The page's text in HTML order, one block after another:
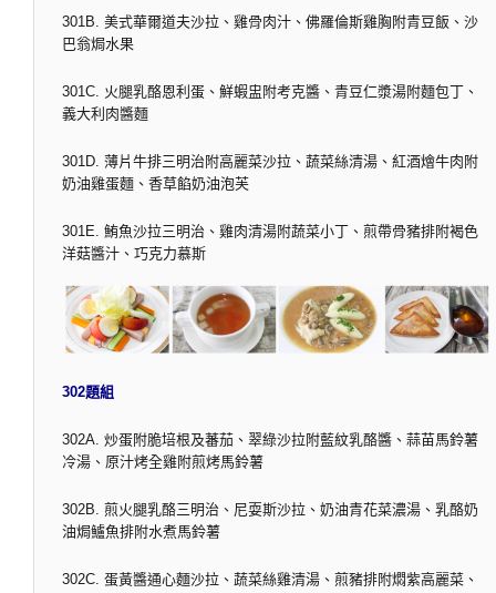
301B. 美式華爾道夫沙拉、雞骨肉汁、佛羅倫斯雞胸附青豆飯、沙
巴翁焗水果
301C. 火腿乳酪恩利蛋、鮮蝦盅附考克醬、青豆仁漿湯附麵包丁、
義大利肉醬麵
301D. 薄片牛排三明治附高麗菜沙拉、蔬菜絲清湯、紅酒燴牛肉附
奶油雞蛋麵、香草餡奶油泡芙
301E. 鮪魚沙拉三明治、雞肉清湯附蔬菜小丁、煎帶骨豬排附褐色
洋菇醬汁、巧克力慕斯
302題組
302A. 炒蛋附脆培根及蕃茄、翠綠沙拉附藍紋乳酪醬、蒜苗馬鈴薯
冷湯、原汁烤全雞附煎烤馬鈴薯
302B. 煎火腿乳酪三明治、尼耍斯沙拉、奶油青花菜濃湯、乳酪奶
油焗鱸魚排附水煮馬鈴薯
302C. 蛋黃醬通心麵沙拉、蔬菜絲雞清湯、煎豬排附燜紫高麗菜、